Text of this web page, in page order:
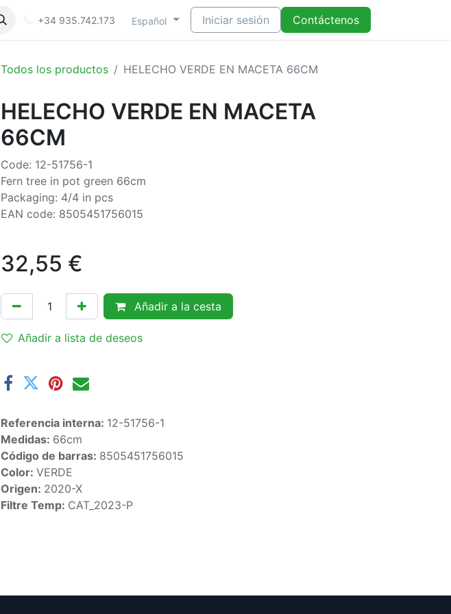
+34 935.742.173 Español Iniciar sesión Contáctenos
Todos los productos HELECHO VERDE EN MACETA 66CM
HELECHO VERDE EN MACETA
66CM
Code: 12-51756-1
Fern tree in pot green 66cm
Packaging: 4/4 in pcs
EAN code: 8505451756015
32,55 €
Añadir a la cesta
Añadir a lista de deseos
Referencia interna: 12-51756-1
Medidas: 66cm
Código de barras: 8505451756015
Color: VERDE
Origen: 2020-X
Filtre Temp: CAT_2023-P